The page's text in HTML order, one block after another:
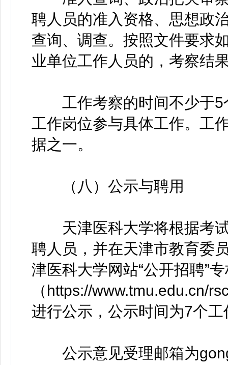
聘人员的准入资格、思想政
查询、调查。按照文件要求
业单位工作人员的，考察结
工作考察的时间不少于5
工作岗位参与具体工作。工
据之一。
（八）公示与聘用
天津医科大学将根据考试
聘人员，并在天津市教育委
津医科大学网站“公开招聘”
（https://www.tmu.edu.cn/
进行公示，公示时间为7个工
公示意见受理邮箱为